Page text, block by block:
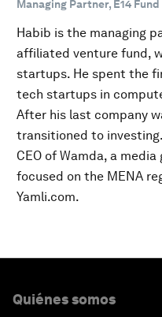
Managing Partner, E14 Fund
Habib is the managing
affiliated venture fund,
startups. He spent the
tech startups in
After his last company
transitioned to
CEO of Wamda, a
focused on the MENA
Yamli.com.
Quiénes somos